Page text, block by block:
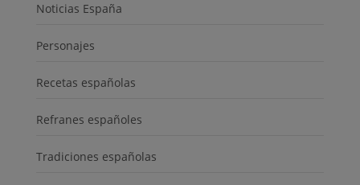
Noticias España
Personajes
Recetas españolas
Refranes españoles
Tradiciones españolas